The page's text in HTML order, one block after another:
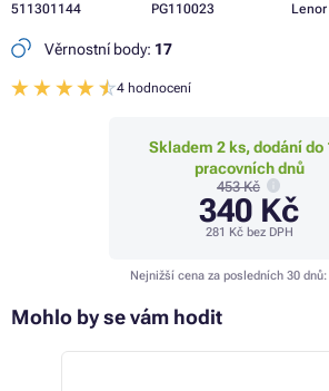
511301144
PG110023
Lenor
Věrnostní body: 17
4 hodnocení
Skladem 2 ks, dodání do
pracovních dnů
453 Kč
340 Kč
281 Kčbez DPH
Nejnižší cena za posledních 30 dnů:
Mohlo by se vám hodit